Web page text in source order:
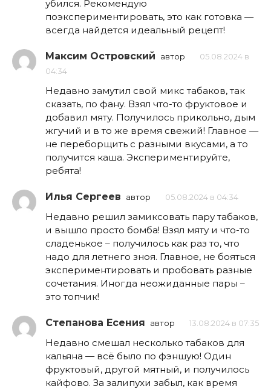
убился. Рекомендую
поэкспериментировать, это как готовка —
всегда найдется идеальный рецепт!
Максим Островский автор
05.08.2024 в
04:34
Недавно замутил свой микс табаков, так
сказать, по фану. Взял что-то фруктовое и
добавил мяту. Получилось прикольно, дым
жгучий и в то же время свежий! Главное —
не переборщить с разными вкусами, а то
получится каша. Экспериментируйте,
ребята!
Илья Сергеев автор 05.08.2024 в 04:34
Недавно решил замиксовать пару табаков,
и вышло просто бомба! Взял мяту и что-то
сладенькое – получилось как раз то, что
надо для летнего зноя. Главное, не бояться
экспериментировать и пробовать разные
сочетания. Иногда неожиданные пары –
это топчик!
Степанова Есения автор 13.08.2024 в 07:35
Недавно смешал несколько табаков для
кальяна — всё было по фэншую! Один
фруктовый, другой мятный, и получилось
кайфово. За залипухи забыл, как время